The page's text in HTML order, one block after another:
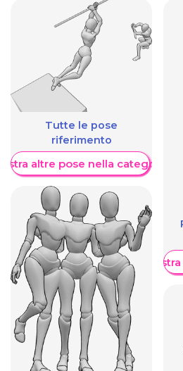
Tutte le pose
riferimento
altre pose nella categoria